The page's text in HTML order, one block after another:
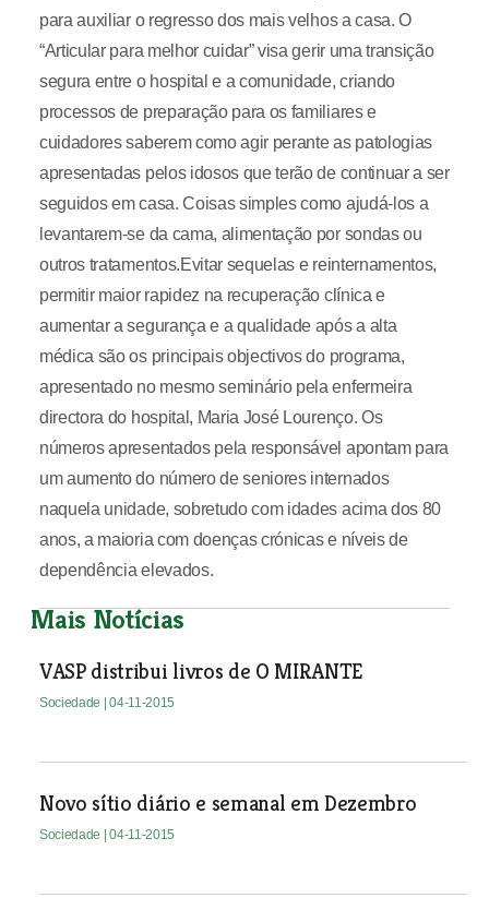
para auxiliar o regresso dos mais velhos a casa. O
“Articular para melhor cuidar” visa gerir uma transição
segura entre o hospital e a comunidade, criando
processos de preparação para os familiares e
cuidadores saberem como agir perante as patologias
apresentadas pelos idosos que terão de continuar a ser
seguidos em casa. Coisas simples como ajudá-los a
levantarem-se da cama, alimentação por sondas ou
outros tratamentos.Evitar sequelas e reinternamentos,
permitir maior rapidez na recuperação clínica e
aumentar a segurança e a qualidade após a alta
médica são os principais objectivos do programa,
apresentado no mesmo seminário pela enfermeira
directora do hospital, Maria José Lourenço. Os
números apresentados pela responsável apontam para
um aumento do número de seniores internados
naquela unidade, sobretudo com idades acima dos 80
anos, a maioria com doenças crónicas e níveis de
dependência elevados.
Mais Notícias
VASP distribui livros de O MIRANTE
Sociedade | 04-11-2015
Novo sítio diário e semanal em Dezembro
Sociedade | 04-11-2015